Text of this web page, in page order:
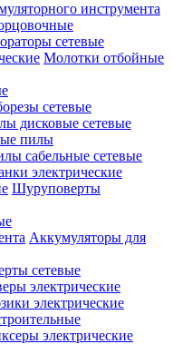
инструмента
сетевые
Молотки отбойные
сетевые
дисковые сетевые
пилы
сабельные сетевые
электрические
Шуруповерты
Аккумуляторы для
сетевые
электрические
электрические
электрические